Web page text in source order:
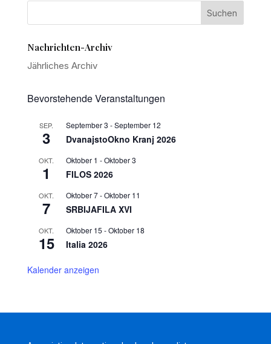
Nachrichten-Archiv
Jährliches Archiv
Bevorstehende Veranstaltungen
SEP.
3
September 3 -September 12
DvanajstoOkno Kranj 2026
OKT.
1
Oktober 1 -Oktober 3
FILOS 2026
OKT.
7
Oktober 7-Oktober 11
SRBIJAFILA XVI
OKT.
15
Oktober 15 -Oktober 18
Italia 2026
Kalender anzeigen